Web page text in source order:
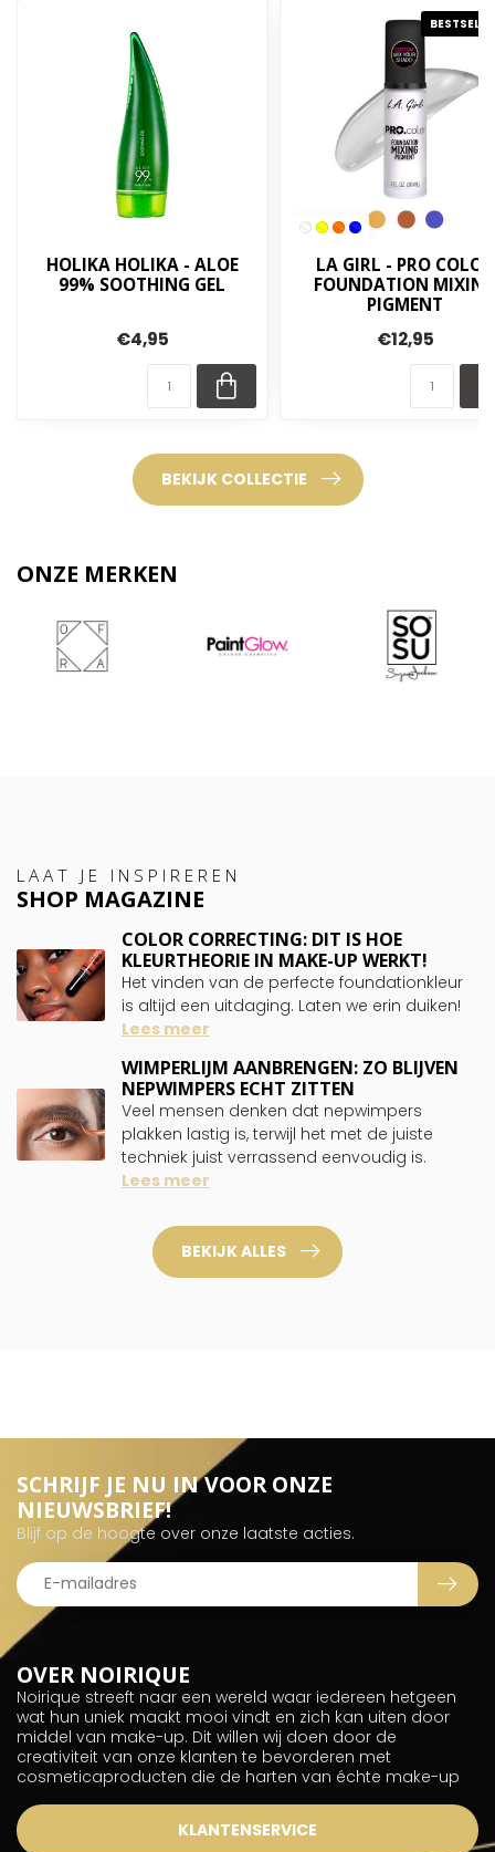
HOLIKA HOLIKA - ALOE
99% SOOTHING GEL
€4,95
LA GIRL - PRO COLOR
FOUNDATION
PIGMENT
€12,95
BEKIJK COLLECTIE
ONZE MERKEN
LAAT JE INSPIREREN
SHOP MAGAZINE
COLOR CORRECTING: DIT IS HOE
KLEURTHEORIE IN MAKE-UP WERKT!
Het vinden van de perfecte foundationkleur
is altijd een uitdaging. Laten we erin duiken!
Lees meer
WIMPERLIJM AANBRENGEN: ZO BLIJVEN
NEPWIMPERS ECHT ZITTEN
Veel mensen denken dat nepwimpers
plakken lastig is, terwijl het met de juiste
techniek juist verrassend eenvoudig is.
Lees meer
BEKIJK ALLES
OVER NOIRIQUE
Noirique streeft naar een wereld waar iedereen hetgeen
wat hun uniek maakt mooi vindt en zich kan uiten door
middel van make-up. Dit willen wij doen door de
creativiteit van onze klanten te bevorderen met
cosmeticaproducten die de harten van échte make-up
KLANTENSERVICE
SCHRIJF JE NU IN VOOR ONZE
NIEUWSBRIEF!
Blijf op de hoogte over onze laatste acties.